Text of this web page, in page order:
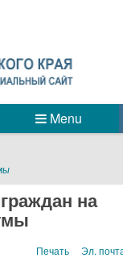
Menu
на
Печать Эл.